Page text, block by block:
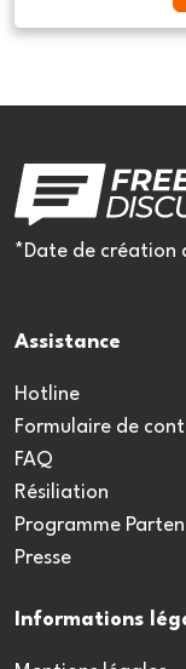
*Date de création
Assistance
Hotline
Formulaire de
FAQ
Résiliation
Programme
Presse
Informations